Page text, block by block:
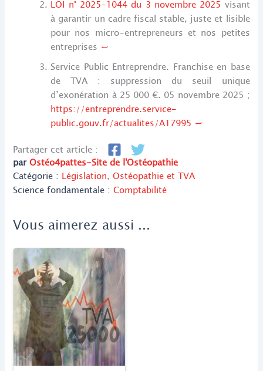
LOI n° 2025-1044 du 3 novembre 2025 visant
à garantir un cadre fiscal stable, juste et lisible
pour nos micro-entrepreneurs et nos petites
entreprises ↩︎
Service Public Entreprendre. Franchise en base
de TVA : suppression du seuil unique
d’exonération à 25 000 €. 05 novembre 2025 ;
https://entreprendre.service-
public.gouv.fr/actualites/A17995 ↩︎
Partager cet article :
parOstéo4pattes-Site de l'Ostéopathie
Catégorie : Législation,Ostéopathie et TVA
Science fondamentale :Comptabilité
Vous aimerez aussi ...